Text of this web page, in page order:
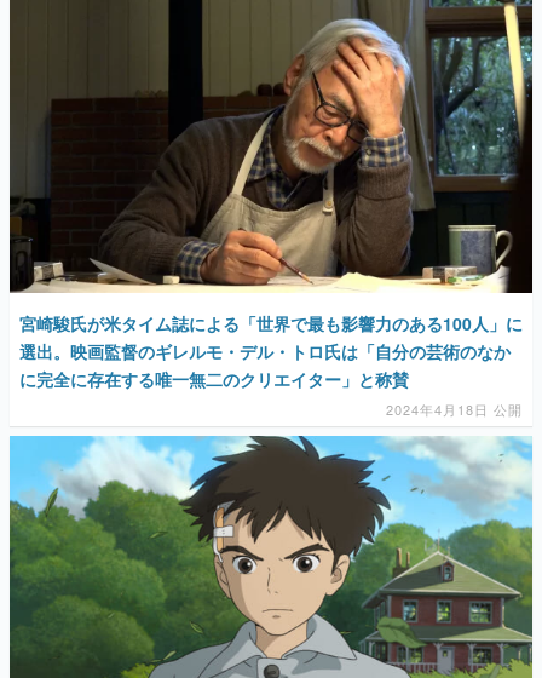
宮崎駿氏が米タイム誌による「世界で最も影響力のある100人」に
選出。映画監督のギレルモ・デル・トロ氏は「自分の芸術のなか
に完全に存在する唯一無二のクリエイター」と称賛
2024年4月18日 公開